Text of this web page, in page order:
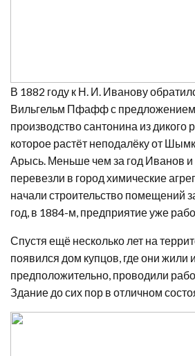
В 1882 году к Н. И. Иванову
Вильгельм Пфафф с предложением
производство сантонина из дикого
которое растёт неподалёку от
Арысь. Меньше чем за год Иванов
перевезли в город химические
начали строительство помещений
год, в 1884-м, предприятие уже
Спустя ещё несколько лет на
появился дом купцов, где они жили
предположительно, проводили
Здание до сих пор в отличном